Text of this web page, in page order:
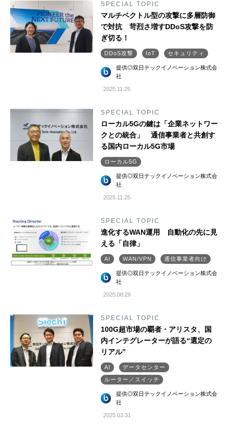
SPECIAL TOPIC
マルチベクトル型の攻撃に多層防御
で対抗 苛烈さ増すDDoS攻撃を防
ぎ切る！
DDoS攻撃 IoT セキュリティ
提供◎双日テックイノベーション株式会
社
2025.11.25
SPECIAL TOPIC
ローカル5Gの鍵は「企業ネットワー
クとの統合」 通信事業者と共創す
る国内ローカル5G市場
ローカル5G
提供◎双日テックイノベーション株式会
社
2025.11.25
SPECIAL TOPIC
進化するWAN運用 自動化の先に見
える「自律」
AI WAN/VPN 通信事業者向け
提供◎双日テックイノベーション株式会
社
2025.08.26
SPECIAL TOPIC
100G超市場の覇者・アリスタ、国
内インテグレーターが語る“選定の
リアル”
AI
データセンター
ルーター／スイッチ
提供◎双日テックイノベーション株式会
社
2025.03.31